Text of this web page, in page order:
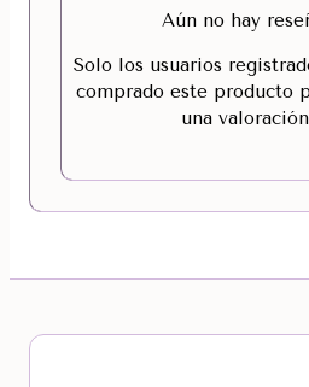
Aún no hay
Solo los usuarios
comprado este producto
una